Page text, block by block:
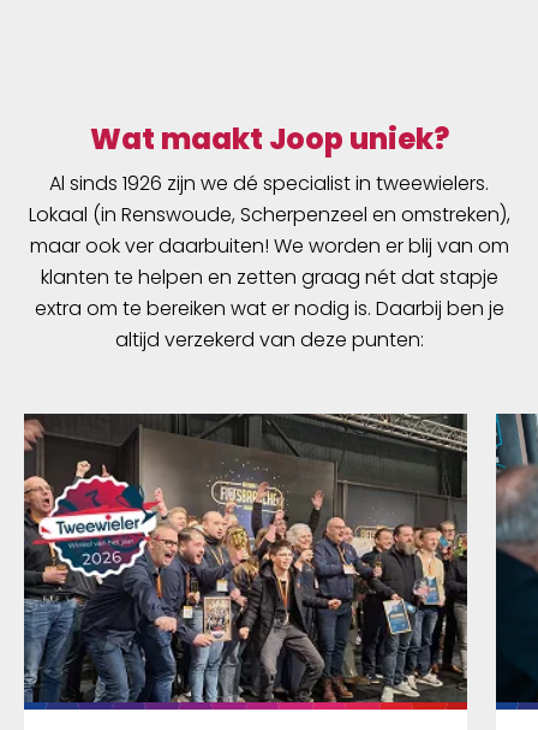
Wat maakt Joop uniek?
Al sinds 1926 zijn we dé specialist in tweewielers.
Lokaal (in Renswoude, Scherpenzeel en omstreken),
maar ook ver daarbuiten! We worden er blij van om
klanten te helpen en zetten graag nét dat stapje
extra om te bereiken wat er nodig is. Daarbij ben je
altijd verzekerd van deze punten: